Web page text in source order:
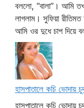
বললো, “বালা”। আমি
লাগলাম। সুফিয়া
আমি ওর দুধে চাপ দিয়ে
হাসপাতালে কচি ভোদায়
হাসপাতালে কচি ভোদায়